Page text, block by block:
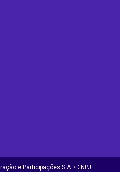
e Participações S.A. • CNPJ